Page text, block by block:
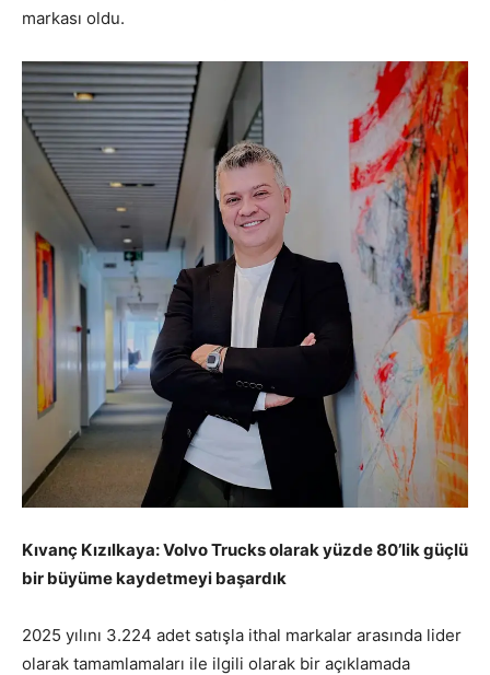
markası oldu.
Kıvanç Kızılkaya: Volvo Trucks olarak yüzde 80’lik güçlü
bir büyüme kaydetmeyi başardık
2025 yılını 3.224 adet satışla ithal markalar arasında lider
olarak tamamlamaları ile ilgili olarak bir açıklamada